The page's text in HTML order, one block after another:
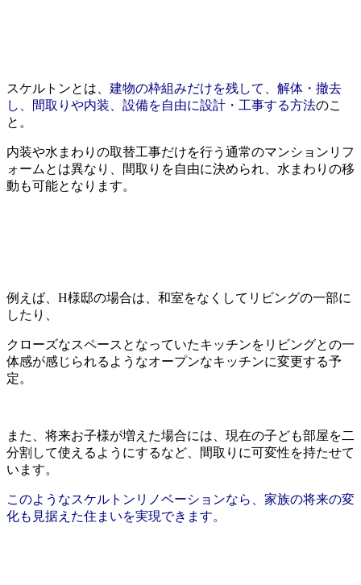
スケルトンとは、 建物の枠組みだけを残して、解体・撤去
し、間取りや内装、設備を自由に設計・工事する方法のこ
と。
内装や水まわりの取替工事だけを行う通常のマンションリフ
ォームとは異なり、間取りを自由に決められ、水まわりの移
動も可能となります。
例えば、H様邸の場合は、和室をなくしてリビングの一部に
したり、
クローズなスペースとなっていたキッチンをリビングとの一
体感が感じられるようなオープンなキッチンに変更する予
定。
また、将来お子様が増えた場合には、現在の子ども部屋を二
分割して使えるようにするなど、間取りに可変性を持たせて
います。
このようなスケルトンリノベーションなら、家族の将来の変
化も見据えた住まいを実現できます。